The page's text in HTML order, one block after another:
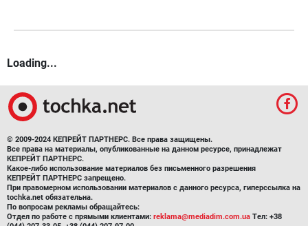
Loading...
© 2009-2024 КЕПРЕЙТ ПАРТНЕРС. Все права защищены.
Все права на материалы, опубликованные на данном ресурсе, принадлежат
КЕПРЕЙТ ПАРТНЕРС.
Какое-либо использование материалов без письменного разрешения
КЕПРЕЙТ ПАРТНЕРС запрещено.
При правомерном использовании материалов с данного ресурса, гиперссылка на
tochka.net обязательна.
По вопросам рекламы обращайтесь:
Отдел по работе с прямыми клиентами: reklama@mediadim.com.ua Тел: +38